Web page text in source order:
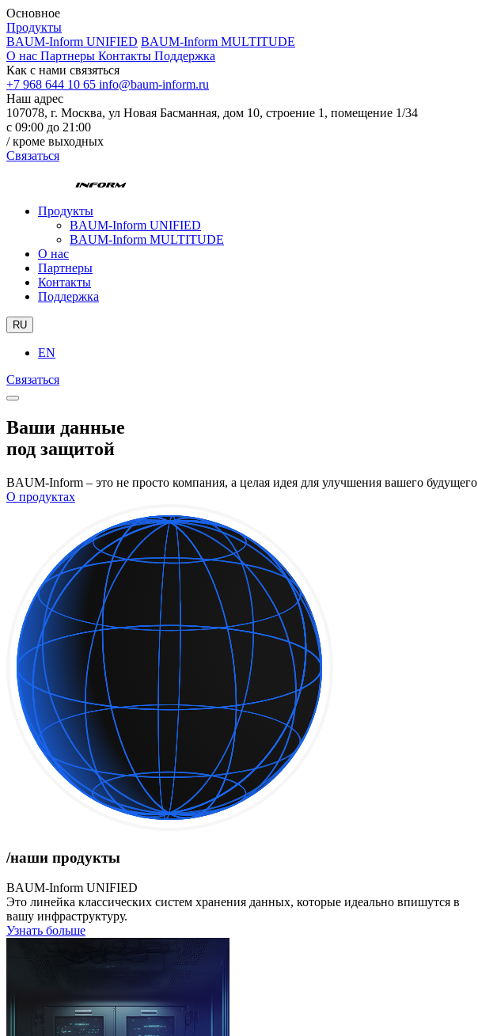
Основное
Продукты
BAUM-Inform UNIFIED BAUM-Inform MULTITUDE
О нас Партнеры Контакты Поддержка
Как с нами связяться
+7 968 644 10 65 info@baum-inform.ru
Наш адрес
107078, г. Москва, ул Новая Басманная, дом 10, строение 1, помещение 1/34
с 09:00 до 21:00
/ кроме выходных
Связаться
Продукты
BAUM-Inform UNIFIED
BAUM-Inform MULTITUDE
О нас
Партнеры
Контакты
Поддержка
RU
EN
Связаться
Ваши данные
под защитой
BAUM-Inform – это не просто компания, а целая идея для улучшения вашего будущего
О продуктах
/наши продукты
BAUM-Inform UNIFIED
Это линейка классических систем хранения данных, которые идеально впишутся в
вашу инфраструктуру.
Узнать больше